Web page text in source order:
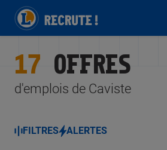
17 OFFRES
d'emplois de Caviste
FILTRES ALERTES